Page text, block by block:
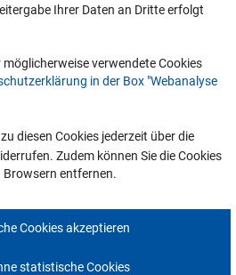
Ihrer Daten an Dritte erfolgt
verwendete Cookies
in der Box "Webanalyse
diesen Cookies jederzeit über die
Link)Zudem können Sie die Cookies
Browsern entfernen.
Cookies akzeptieren
statistische Cookies